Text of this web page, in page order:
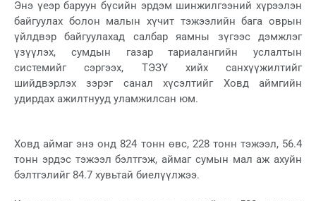
Энэ үеэр баруун бүсийн эрдэм шинжилгээний хүрээлэн
байгуулах болон малын хүчит тэжээлийн бага оврын
үйлдвэр байгуулахад салбар яамны зүгээс дэмжлэг
үзүүлэх, сумдын газар тариалангийн услалтын
системийг сэргээх, ТЭЗҮ хийх санхүүжилтийг
шийдвэрлэх зэрэг санал хүсэлтийг Ховд аймгийн
удирдах ажилтнууд уламжилсан юм.
Ховд аймаг энэ онд 824 тонн өвс, 228 тонн тэжээл, 56.4
тонн эрдэс тэжээл бэлтгэж, аймаг сумын мал аж ахуйн
бэлтгэлийг 84.7 хувьтай биелүүлжээ.